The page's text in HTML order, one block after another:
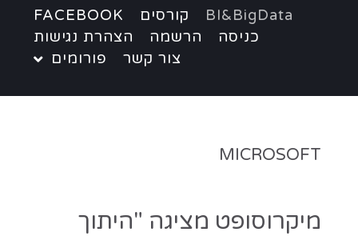
BI&BigData קורסים
FACEBOOK
כניסה
הרשמה
הצהרת נגישות
צור קשר
פורומים
MICROSOFT
מיקרוסופט מציגה "היתוך